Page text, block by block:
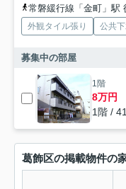
常磐緩行線「金町」駅
外観タイル張り 公共
募集中の部屋
1階
8万円
1階 /
葛飾区の掲載物件の